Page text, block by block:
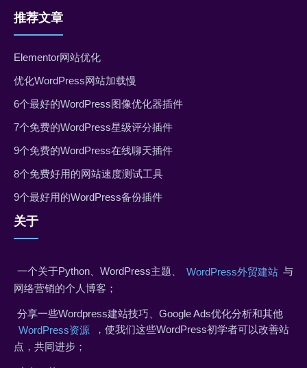
推荐文章
Elementor网站优化
优化WordPress网站加载慢
6个最好的WordPress图像优化器插件
7个免费的WordPress星级评分插件
9个免费的WordPress在线聊天插件
8个免费好用的网站速度测试工具
9个最好用的WordPress备份插件
关于
一个关于Python、WordPress主题、 WordPress外贸建站 与
网络营销的个人博客；
分享一些Wordpress建站技巧、Google Ads优化分析和其他
WordPress资源
，使我们这些WordPress初学者可以改善站
点，共同进步；